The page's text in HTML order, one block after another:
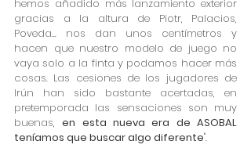
hemos añadido más lanzamiento exterior
gracias a la altura de Piotr, Palacios,
Poveda... nos dan unos centímetros y
hacen que nuestro modelo de juego no
vaya solo a la finta y podamos hacer más
cosas. Las cesiones de los jugadores de
Irún han sido bastante acertadas, en
pretemporada las sensaciones son muy
buenas, en esta nueva era de ASOBAL
teníamos que buscar algo diferente".